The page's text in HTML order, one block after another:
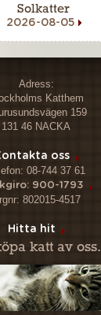
Solkatter
2026-08-05
Adress:
Katthem
159
131 46 NACKA
oss
08-744 37 61
900-1793
802015-4517
Hitta hit
katt av oss.